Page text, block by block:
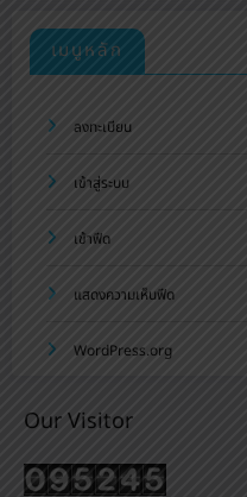
เมนูหลัก
ลงทะเบียน
เข้าสู่ระบบ
เข้าฟีด
แสดงความเห็นฟีด
WordPress.org
Our Visitor